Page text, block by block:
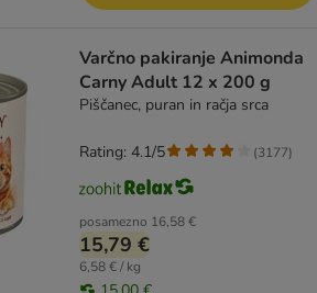
Varčno pakiranje Animonda
Carny Adult 12 x 200 g
Piščanec, puran in račja srca
posamezno 16,58 €
15,79 €
6,58 € / kg
Rating: 4.1/5 (3177)